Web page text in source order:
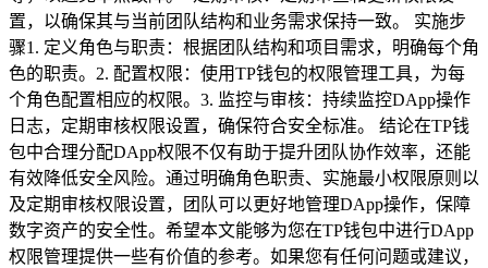
置，以确保其与当前团队结构和业务需求保持一致。 实施步
骤1. 定义角色与职责：根据团队结构和项目需求，明确每个角
色的职责。2. 配置权限：使用TP钱包的权限管理工具，为每
个角色配置相应的权限。3. 监控与审核：持续监控DApp操作
日志，定期审核权限设置，确保符合安全标准。 结论在TP钱
包中合理分配DApp权限不仅有助于提升团队协作效率，还能
有效降低安全风险。通过明确角色职责、实施最小权限原则以
及定期审核权限设置，团队可以更好地管理DApp操作，保障
数字资产的安全性。希望本文能够为您在TP钱包中进行DApp
权限管理提供一些有价值的参考。如果您有任何问题或建议，